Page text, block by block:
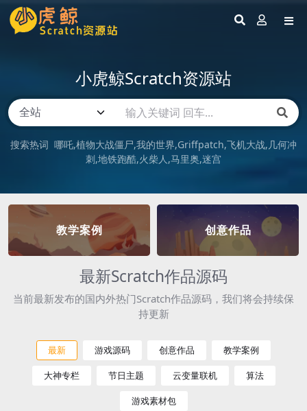
小虎鲸Scratch资源站
搜索热词 哪吒 植物大战僵尸 我的世界 Griffpatch 飞机大战 几何冲
刺 地铁跑酷 火柴人 马里奥 迷宫
教学案例 创意作品
最新Scratch作品源码
当前最新发布的国内外热门Scratch作品源码，我们将会持续保
持更新
最新 游戏源码 创意作品 教学案例
大神专栏 节日主题 云变量联机 算法
游戏素材包